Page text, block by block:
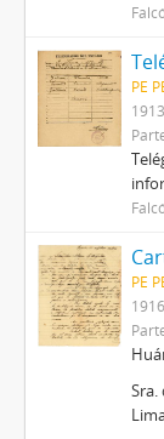
PE
PE
Sra.